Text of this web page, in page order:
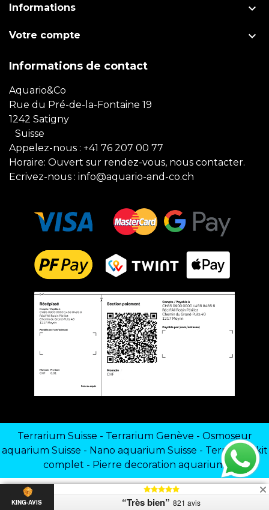
Informations 
Votre compte 
Informations de contact
Aquario&Co
Rue du Pré-de-la-Fontaine 19
1242 Satigny
Suisse
Appelez-nous : +41 76 207 00 77
Horaire: Ouvert sur rendez-vous, nous contacter.
Ecrivez-nous : info@aquario-and-co.ch
Terrarium Suisse - Terrarium Genève - Osmoseur
aquarium Suisse - Nano aquarium Suisse - Terrarium kit
complet - Pierre decoration aquarium
KING-AVIS “Très bien” 821 avis